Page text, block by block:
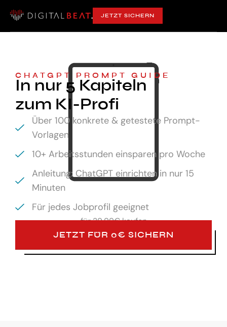
JETZT SICHERN
CHATGPT PROMPT GUIDE
In nur 5 Kapiteln
zum KI-Profi
Über 100 konkrete & getestete Prompt-
Vorlagen
10+ Arbeitsstunden einsparen pro Woche
Anleitung: ChatGPT einrichten in nur 15
Minuten
Für jedes Jobprofil geeignet
für29,99€ kaufen
JETZT FÜR 0€ SICHERN